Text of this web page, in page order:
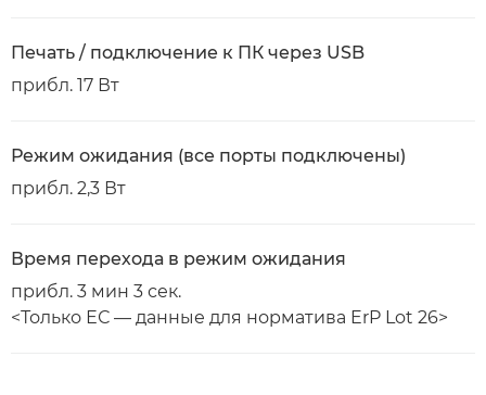
Печать / подключение к ПК через USB
прибл. 17 Вт
Режим ожидания (все порты подключены)
прибл. 2,3 Вт
Время перехода в режим ожидания
прибл. 3 мин 3 сек.
<Только ЕС — данные для норматива ErP Lot 26>